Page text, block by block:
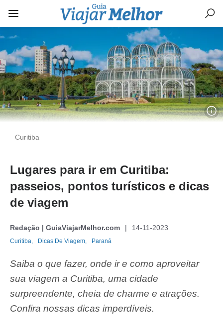
Curitiba
Lugares para ir em Curitiba:
passeios, pontos turísticos e dicas
de viagem
Redação | GuiaViajarMelhor.com 14-11-2023
Curitiba, Dicas De Viagem, Paraná
Saiba o que fazer, onde ir e como aproveitar
sua viagem a Curitiba, uma cidade
surpreendente, cheia de charme e atrações.
Confira nossas dicas imperdíveis.